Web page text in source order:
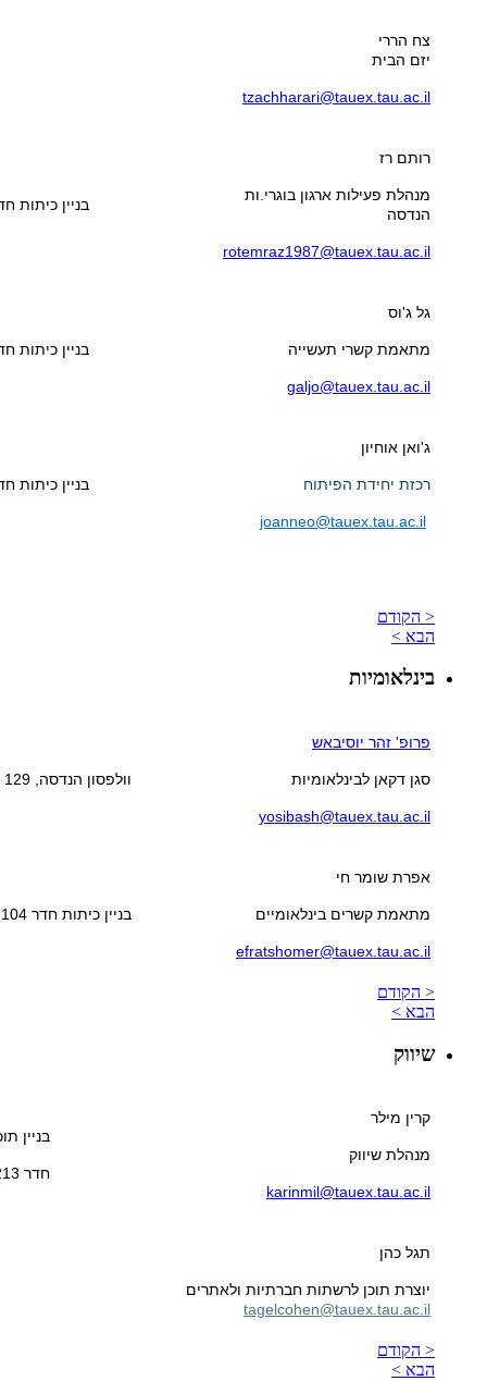
צח הררי
יזם הבית
tzachharari@tauex.tau.ac.il
רותם רז
מנהלת פעילות ארגון בוגרי.ות
הנדסה
rotemraz1987@tauex.tau.ac.il
בניין כיתות חדר
גל ג'וס
מתאמת קשרי תעשייה
galjo@tauex.tau.ac.il
בניין כיתות חדר
ג'ואן אוחיון
רכזת יחידת הפיתוח
joanneo@tauex.tau.ac.il
בניין כיתות חדר
< הקודם
הבא >
בינלאומיות
פרופ' זהר יוסיבאש
סגן דקאן לבינלאומיות
yosibash@tauex.tau.ac.il
וולפסון הנדסה, 129
אפרת שומר חי
מתאמת קשרים בינלאומיים
efratshomer@tauex.tau.ac.il
בניין כיתות חדר 104
< הקודם
הבא >
שיווק
קרין מילר
מנהלת שיווק
karinmil@tauex.tau.ac.il
בניין
חדר 213
תגל כהן
יוצרת תוכן לרשתות חברתיות ולאתרים
tagelcohen@tauex.tau.ac.il
< הקודם
הבא >